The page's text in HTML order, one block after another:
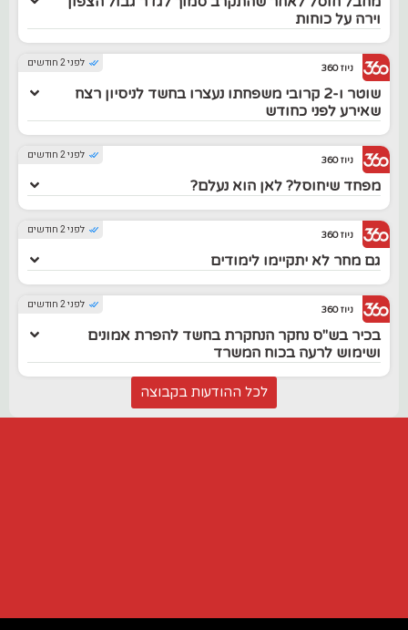
וירה על כוחות
לפני 2 חודשים ניוז 360
שוטר ו-2 קרובי משפחתו נעצרו בחשד לניסיון רצח
שאירע לפני כחודש
לפני 2 חודשים ניוז 360
מפחד שיחוסל? לאן הוא נעלם?
לפני 2 חודשים ניוז 360
גם מחר לא יתקיימו לימודים
לפני 2 חודשים ניוז 360
בכיר בש"ס נחקר הנחקרת בחשד להפרת אמונים
ושימוש לרעה בכוח המשרד
לכל ההודעות בקבוצה